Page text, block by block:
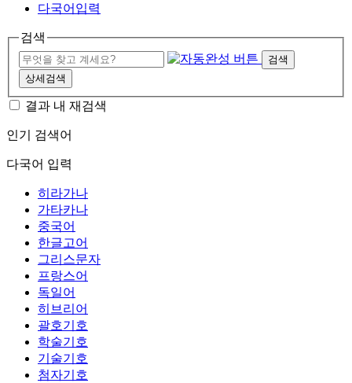
다국어입력
검색
검색
상세검색
결과 내 재검색
인기 검색어
다국어 입력
히라가나
가타카나
중국어
한글고어
그리스문자
프랑스어
독일어
히브리어
괄호기호
학술기호
기술기호
첨자기호